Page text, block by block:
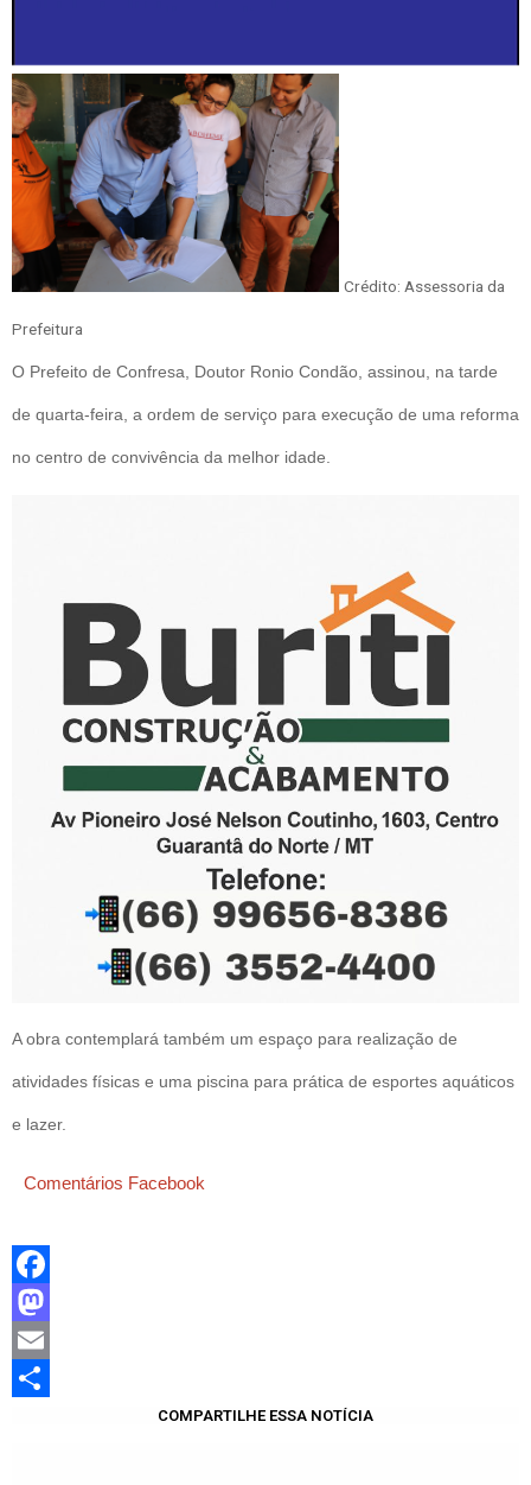
Crédito: Assessoria da
Prefeitura
O Prefeito de Confresa, Doutor Ronio Condão, assinou, na tarde
de quarta-feira, a ordem de serviço para execução de uma reforma
no centro de convivência da melhor idade.
A obra contemplará também um espaço para realização de
atividades físicas e uma piscina para prática de esportes aquáticos
e lazer.
Comentários Facebook
Facebook
Mastodon
Email
COMPARTILHE ESSA NOTÍCIA